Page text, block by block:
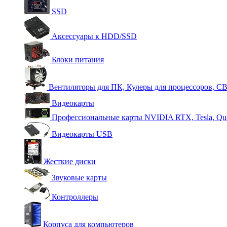
SSD
Аксессуары к HDD/SSD
Блоки питания
Вентиляторы для ПК, Кулеры для процессоров,
Видеокарты
Профессиональные карты NVIDIA RTX, Tesla,
Видеокарты USB
Жесткие диски
Звуковые карты
Контроллеры
Корпуса для компьютеров